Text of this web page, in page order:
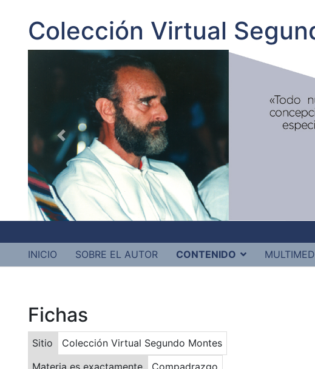
Colección Virtual
INICIO SOBRE EL AUTOR CONTENIDO
Fichas
Sitio
Colección Virtual Segundo Montes